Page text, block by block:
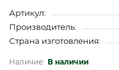
Артикул:
Производитель:
Страна изготовления:
В наличии